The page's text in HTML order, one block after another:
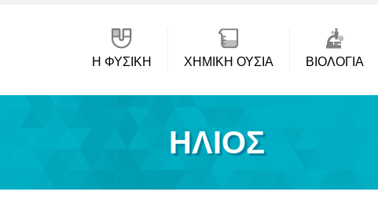
Η ΦΥΣΙΚΗ ΧΗΜΙΚΉ ΟΥΣΊΑ ΒΙΟΛΟΓΊΑ
ΉΛΙΟΣ